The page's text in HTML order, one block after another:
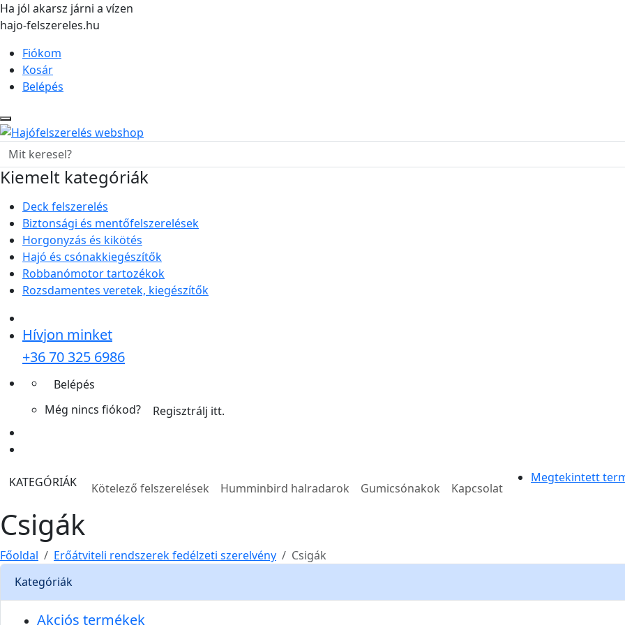
Ha jól akarsz járni a vízen
hajo-felszereles.hu
Fiókom
Kosár
Belépés
Kiemelt kategóriák
Deck felszerelés
Biztonsági és mentőfelszerelések
Horgonyzás és kikötés
Hajó és csónakkiegészítők
Robbanómotor tartozékok
Rozsdamentes veretek, kiegészítők
Hívjon minket
+36 70 325 6986
Belépés
Még nincs fiókod?
Regisztrálj itt.
KATEGÓRIÁK Kötelező felszerelések Humminbird halradarok Gumicsónakok Kapcsolat
Megtekintett
Csigák
Főoldal Erőátviteli rendszerek fedélzeti szerelvény
Csigák
Kategóriák
Akciós termékek